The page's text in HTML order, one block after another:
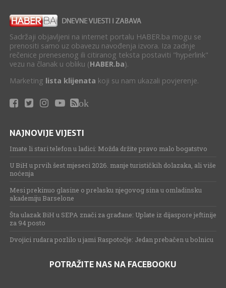
Sadržaji objavljeni na internet portalu HABER.ba mogu se
prenositi samo uz obavezu navođenja izvora. Iza zadnje
rečenice prenesenog ili citiranog teksta postaviti "hyperlink"
vezu na članak u obliku (HABER.ba).
Marketing lista klijenata koji su nam ukazali povjerenje.
ok
NAJNOVIJE VIJESTI
Imate li stari telefon u ladici: Možda držite pravo malo bogatstvo
U BiH u prvih šest mjeseci 2026. manje turističkih dolazaka, ali više
noćenja
Mesi prekinuo glasine o prelasku njegovog sina u omladinsku
akademiju Barselone
Šta ulazak BiH u SEPA znači za građane: Uplate iz dijaspore jeftinije
za 94 posto
Dvojici rudara pozlilo u jami Raspotočje: Jedan prebačen u bolnicu
POTRAŽITE NAS NA FACEBOOKU